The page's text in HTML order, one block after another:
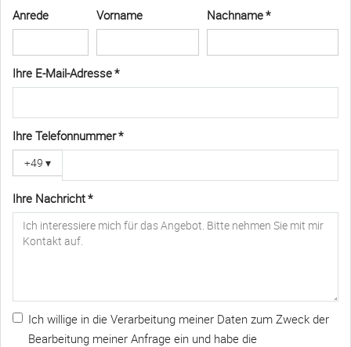
Anrede Vorname Nachname *
Ihre E-Mail-Adresse *
Ihre Telefonnummer *
+49 ▾
Ihre Nachricht *
Ich willige in die Verarbeitung meiner Daten zum Zweck der
Bearbeitung meiner Anfrage ein und habe die